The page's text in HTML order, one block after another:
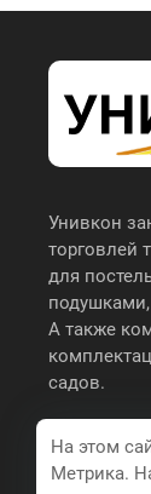
Унивкон
торговлей
для
А также
садов.
На этом
Метрика.